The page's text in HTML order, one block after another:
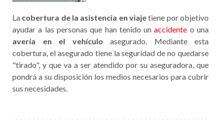
La cobertura de la asistencia en viajetiene por objetivo
ayudar a las personas que han tenido unaccidente o una
avería en el vehículo asegurado. Mediante esta
cobertura, el asegurado tiene la seguridad de no quedarse
"tirado", y que va a ser atendido por su aseguradora, que
pondrá a su disposición los medios necesarios para cubrir
sus necesidades.